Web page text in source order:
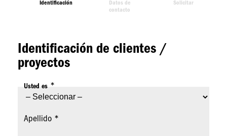
Actual
Identificación
Datos de
contacto
Solicitar
Identificación de clientes /
proyectos
Usted es
Apellido